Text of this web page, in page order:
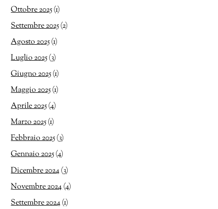
Ottobre 2025(1)
Settembre 2025(2)
Agosto 2025(1)
Luglio 2025(3)
Giugno 2025(1)
Maggio 2025(1)
Aprile 2025(4)
Marzo 2025(1)
Febbraio 2025(3)
Gennaio 2025(4)
Dicembre 2024(3)
Novembre 2024(4)
Settembre 2024(1)